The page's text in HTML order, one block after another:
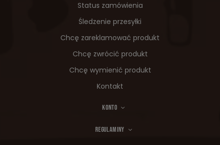
Status zamówienia
Śledzenie przesyłki
Chcę zareklamować produkt
Chcę zwrócić produkt
Chcę wymienić produkt
Kontakt
KONTO
REGULAMINY